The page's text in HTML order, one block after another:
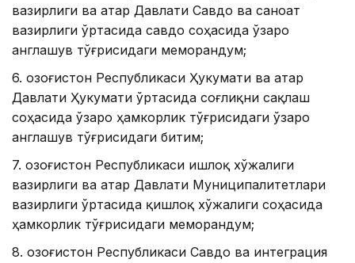
вазирлиги ва Қатар Давлати Савдо ва саноат
вазирлиги ўртасида савдо соҳасида ўзаро
англашув тўғрисидаги меморандум;
6. Қозоғистон Республикаси Ҳукумати ва Қатар
Давлати Ҳукумати ўртасида соғлиқни сақлаш
соҳасида ўзаро ҳамкорлик тўғрисидаги ўзаро
англашув тўғрисидаги битим;
7. Қозоғистон Республикаси Қишлоқ хўжалиги
вазирлиги ва Қатар Давлати Муниципалитетлари
вазирлиги ўртасида қишлоқ хўжалиги соҳасида
ҳамкорлик тўғрисидаги меморандум;
8. Қозоғистон Республикаси Савдо ва интеграция